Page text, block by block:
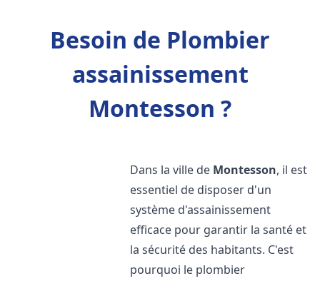
Besoin de Plombier
assainissement
Montesson ?
Dans la ville de Montesson, il est
essentiel de disposer d'un
système d'assainissement
efficace pour garantir la santé et
la sécurité des habitants. C'est
pourquoi le plombier